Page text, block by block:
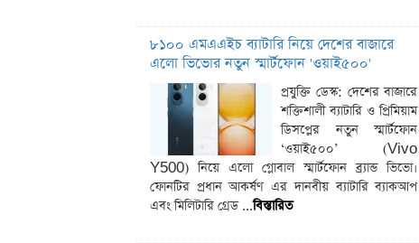
৮১০০ এমএএইচ ব্যাটারি নিয়ে দেশের বাজারে
এলো ভিভোর নতুন স্মার্টফোন 'ওয়াই৫০০'
প্রযুক্তি ডেস্ক: দেশের বাজারে
শক্তিশালী ব্যাটারি ও প্রিমিয়াম
ডিসপ্লের নতুন স্মার্টফোন
‘ওয়াই৫০০’ (Vivo
Y500) নিয়ে এলো গ্লোবাল স্মার্টফোন ব্র্যান্ড ভিভো।
ফোনটির প্রধান আকর্ষণ এর দানবীয় ব্যাটারি ব্যাকআপ
এবং মিলিটারি গ্রেড ...বিস্তারিত